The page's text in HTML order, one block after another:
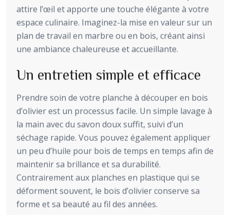
attire l’œil et apporte une touche élégante à votre
espace culinaire. Imaginez-la mise en valeur sur un
plan de travail en marbre ou en bois, créant ainsi
une ambiance chaleureuse et accueillante.
Un entretien simple et efficace
Prendre soin de votre planche à découper en bois
d’olivier est un processus facile. Un simple lavage à
la main avec du savon doux suffit, suivi d’un
séchage rapide. Vous pouvez également appliquer
un peu d’huile pour bois de temps en temps afin de
maintenir sa brillance et sa durabilité.
Contrairement aux planches en plastique qui se
déforment souvent, le bois d’olivier conserve sa
forme et sa beauté au fil des années.